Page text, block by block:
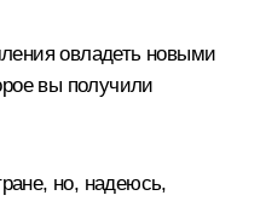
овладеть новыми
вы получили
но, надеюсь,